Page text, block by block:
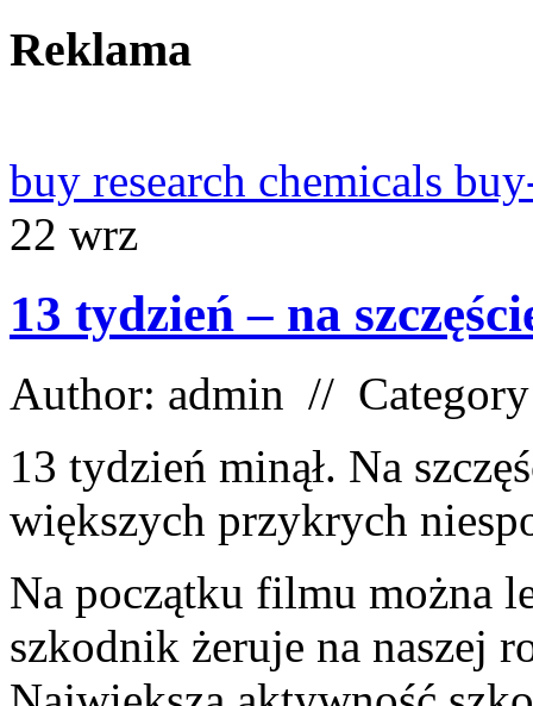
Reklama
buy research chemicals
22 wrz
13 tydzień – na
Author: admin //
13 tydzień minął. Na
większych przykrych
Na początku filmu można
szkodnik żeruje na naszej